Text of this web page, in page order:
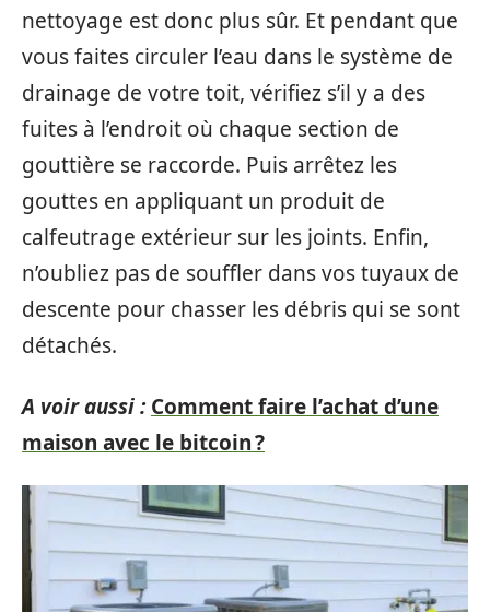
nettoyage est donc plus sûr. Et pendant que
vous faites circuler l’eau dans le système de
drainage de votre toit, vérifiez s’il y a des
fuites à l’endroit où chaque section de
gouttière se raccorde. Puis arrêtez les
gouttes en appliquant un produit de
calfeutrage extérieur sur les joints. Enfin,
n’oubliez pas de souffler dans vos tuyaux de
descente pour chasser les débris qui se sont
détachés.
A voir aussi : Comment faire l’achat d’une
maison avec le bitcoin ?